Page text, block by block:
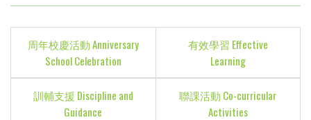
周年校慶活動 Anniversary
School Celebration
有效學習 Effective
Learning
訓輔支援 Discipline and
Guidance
聯課活動 Co-curricular
Activities